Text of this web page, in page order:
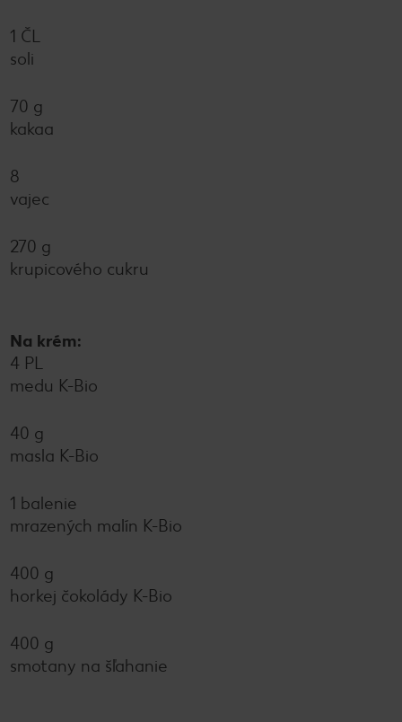
1 ČL
soli
70 g
kakaa
8
vajec
270 g
krupicového cukru
Na krém:
4 PL
medu K-Bio
40 g
masla K-Bio
1 balenie
mrazených malín K-Bio
400 g
horkej čokolády K-Bio
400 g
smotany na šľahanie